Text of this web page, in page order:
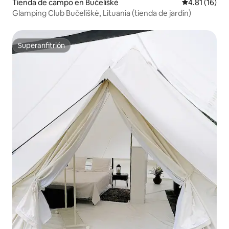
Tienda de campo en Bučeliškė Calificación
4.81 (16)
Glamping Club Bučeliškė, Lituania (tienda de jardín)
Superanfitrión
Superanfitrión